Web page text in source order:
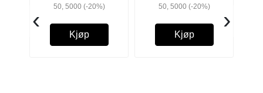
50, 5000 (-20%)
Kjøp
50, 5000 (-20%)
Kjøp
‹ ›